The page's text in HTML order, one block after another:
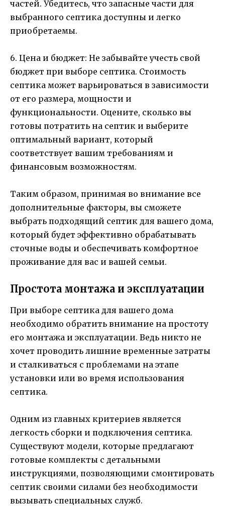
частей. Убедитесь, что запасные части для
выбранного септика доступны и легко
приобретаемы.
6. Цена и бюджет: Не забывайте учесть свой
бюджет при выборе септика. Стоимость
септика может варьироваться в зависимости
от его размера, мощности и
функциональности. Оцените, сколько вы
готовы потратить на септик и выберите
оптимальный вариант, который
соответствует вашим требованиям и
финансовым возможностям.
Таким образом, принимая во внимание все
дополнительные факторы, вы сможете
выбрать подходящий септик для вашего дома,
который будет эффективно обрабатывать
сточные воды и обеспечивать комфортное
проживание для вас и вашей семьи.
Простота монтажа и эксплуатации
При выборе септика для вашего дома
необходимо обратить внимание на простоту
его монтажа и эксплуатации. Ведь никто не
хочет проводить лишние временные затраты
и сталкиваться с проблемами на этапе
установки или во время использования
септика.
Одним из главных критериев является
легкость сборки и подключения септика.
Существуют модели, которые предлагают
готовые комплекты с детальными
инструкциями, позволяющими смонтировать
септик своими силами без необходимости
вызывать специальных служб.